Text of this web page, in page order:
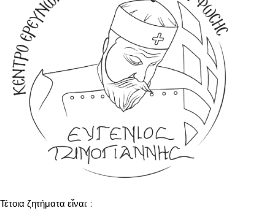
Τέτοια ζητήματα εἶναι: :